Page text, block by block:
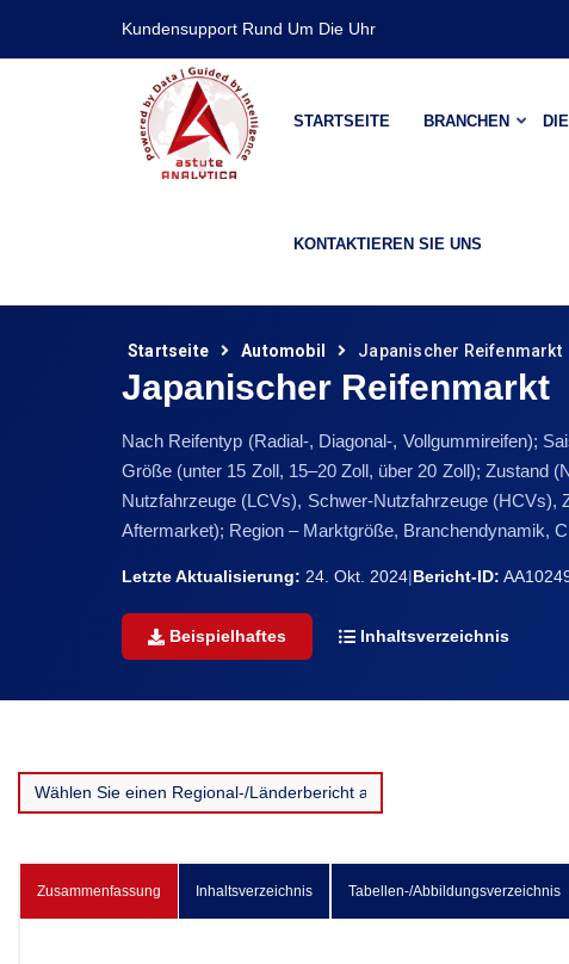
Kundensupport Rund Um Die Uhr
STARTSEITE BRANCHEN
KONTAKTIEREN SIE UNS
Startseite Automobil Japanischer Reifenmarkt
Japanischer Reifenmarkt
Nach Reifentyp (Radial-, Diagonal-, Vollgummireifen);
Größe (unter 15 Zoll, 15–20 Zoll, über 20 Zoll); Zustand
Nutzfahrzeuge (LCVs), Schwer-Nutzfahrzeuge (HCVs),
Aftermarket); Region – Marktgröße, Branchendynamik,
Letzte Aktualisierung: 24. Okt. 2024|Bericht-ID:
Beispielhaftes Inhaltsverzeichnis
Zusammenfassung Inhaltsverzeichnis Tabellen-/Abbildungsverzeichnis